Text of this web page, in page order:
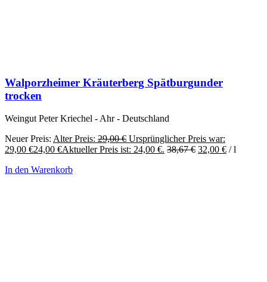
Walporzheimer Kräuterberg Spätburgunder
trocken
Weingut Peter Kriechel - Ahr - Deutschland
Neuer Preis: Alter Preis: 29,00€ Ursprünglicher Preis war:
29,00 €24,00 €Aktueller Preis ist: 24,00 €. 38,67€ 32,00 € /l
In den Warenkorb